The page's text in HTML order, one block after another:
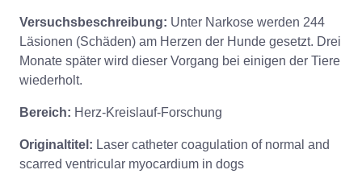
Versuchsbeschreibung: Unter Narkose werden 244
Läsionen (Schäden) am Herzen der Hunde gesetzt. Drei
Monate später wird dieser Vorgang bei einigen der Tiere
wiederholt.
Bereich: Herz-Kreislauf-Forschung
Originaltitel: Laser catheter coagulation of normal and
scarred ventricular myocardium in dogs